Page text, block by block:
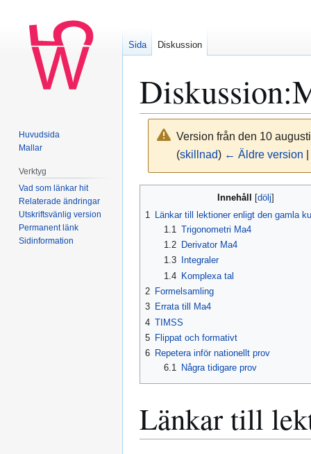
Diskussion:
Version från den 10
(skillnad) ← Äldre version
Innehåll
1
Länkar till lektioner enligt den gamla
1.1 Trigonometri Ma4
1.2
Derivator Ma4
1.3
Integraler
1.4 Komplexa tal
2 Formelsamling
3 Errata till Ma4
4 TIMSS
5 Flippat och formativt
6 Repetera inför nationellt prov
6.1
Några tidigare prov
Länkar till
Sida Diskussion
Huvudsida
Mallar
Verktyg
Vad som länkar hit
Relaterade ändringar
Utskriftsvänlig version
Permanent länk
Sidinformation